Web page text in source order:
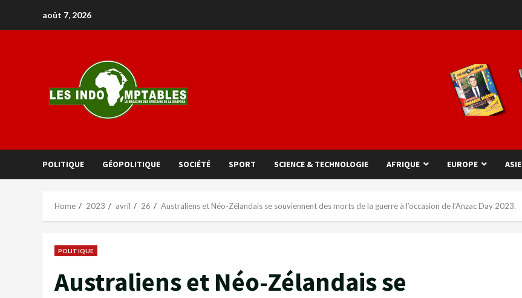
août 7, 2026
POLITIQUE GÉOPOLITIQUE SOCIÉTÉ SPORT SCIENCE & TECHNOLOGIE AFRIQUE EUROPE ASIE
Home 2023 avril 26 Australiens et Néo-Zélandais se souviennent des morts de la guerre à l’occasion de l’Anzac Day 2023.
POLITIQUE
Australiens et Néo-Zélandais se